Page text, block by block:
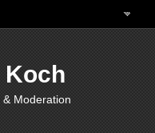
& Moderation